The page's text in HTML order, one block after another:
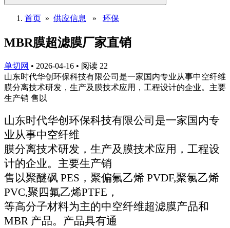
首页 » 供应信息 » 环保
MBR膜超滤膜厂家直销
单切网 • 2026-04-16 • 阅读 22
山东时代华创环保科技有限公司是一家国内专业从事中空纤维
膜分离技术研发，生产及膜技术应用，工程设计的企业。主要
生产销 售以
山东时代华创环保科技有限公司是一家国内专
业从事中空纤维
膜分离技术研发，生产及膜技术应用，工程设
计的企业。主要生产销
售以聚醚砜 PES ，聚偏氟乙烯 PVDF,聚氯乙烯
PVC,聚四氟乙烯PTFE ，
等高分子材料为主的中空纤维超滤膜产品和
MBR 产品。产品具有通